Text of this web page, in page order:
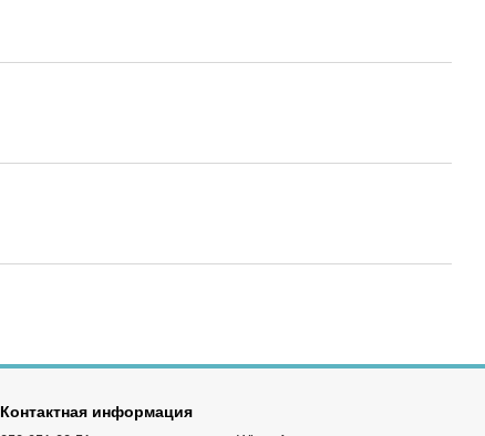
Контактная информация